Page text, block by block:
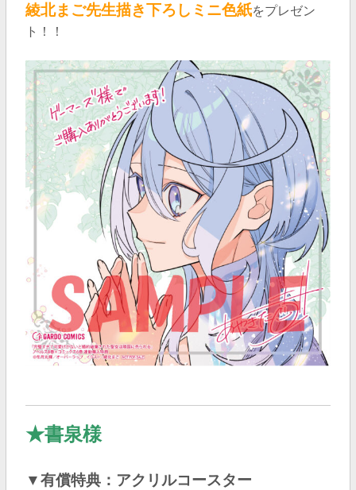
綾北まご先生描き下ろし ミニ色紙をプレゼン
ト！！
★書泉様
▼有償特典：アクリルコースター